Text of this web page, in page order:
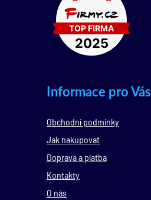
Informace pro Vás
Obchodní podmínky
Jak nakupovat
Doprava a platba
Kontakty
O nás